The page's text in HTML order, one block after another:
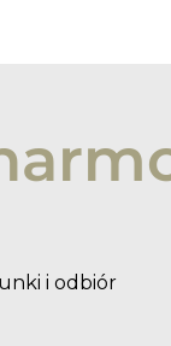
i odbiór